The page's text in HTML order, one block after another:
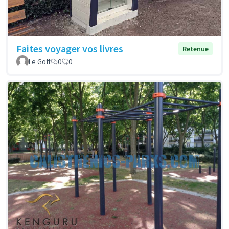
Faites voyager vos livres
Retenue
Le Goff
0 0